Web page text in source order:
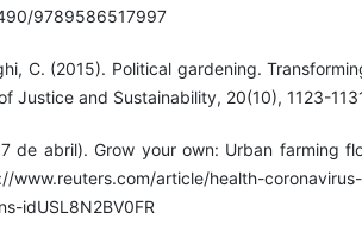
9789586517997
C. (2015). Political gardening.
Justice and Sustainability, 20(10), 1123-
de abril). Grow your own: Urban farming
article/health-
idUSL8N2BV0FR